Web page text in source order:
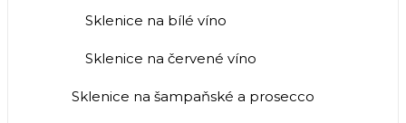
Sklenice na bílé víno
Sklenice na červené víno
Sklenice na šampaňské a prosecco